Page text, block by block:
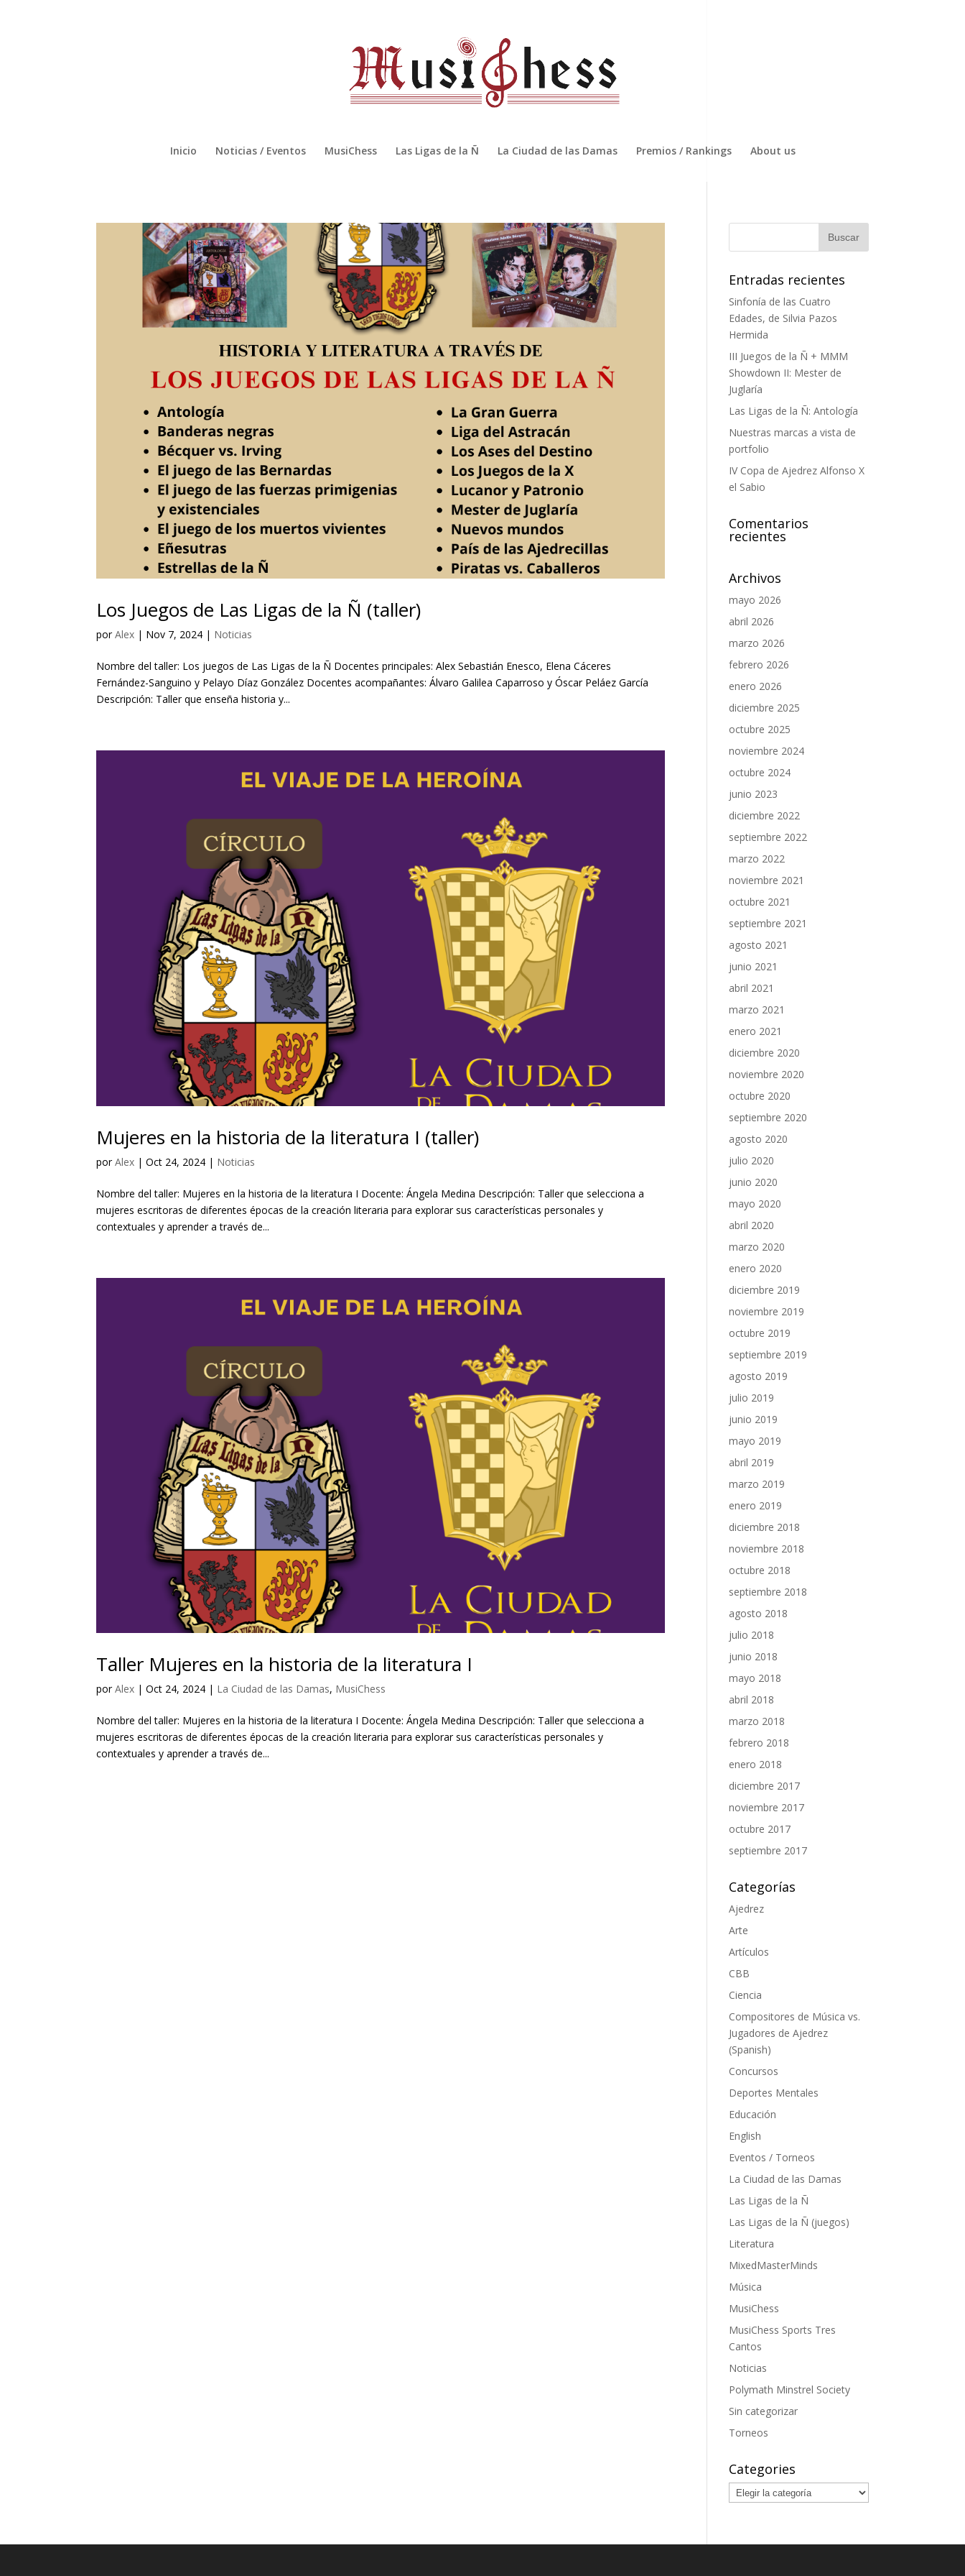
Inicio Noticias / Eventos MusiChess Las Ligas de la Ñ La Ciudad de las Damas Premios / Rankings About us
Los Juegos de Las Ligas de la Ñ (taller)
porAlex | Nov 7, 2024 | Noticias
Nombre del taller: Los juegos de Las Ligas de la Ñ Docentes principales: Alex Sebastián Enesco, Elena Cáceres
Fernández-Sanguino y Pelayo Díaz González Docentes acompañantes: Álvaro Galilea Caparroso y Óscar Peláez García
Descripción: Taller que enseña historia y...
Mujeres en la historia de la literatura I (taller)
porAlex |Oct 24, 2024 | Noticias
Nombre del taller: Mujeres en la historia de la literatura I Docente: Ángela Medina Descripción: Taller que selecciona a
mujeres escritoras de diferentes épocas de la creación literaria para explorar sus características personales y
contextuales y aprender a través de...
Taller Mujeres en la historia de la literatura I
porAlex |Oct 24, 2024 | La Ciudad de las Damas, MusiChess
Nombre del taller: Mujeres en la historia de la literatura I Docente: Ángela Medina Descripción: Taller que selecciona a
mujeres escritoras de diferentes épocas de la creación literaria para explorar sus características personales y
contextuales y aprender a través de...
Entradas recientes
Sinfonía de las Cuatro
Edades, de Silvia Pazos
Hermida
III Juegos de la Ñ + MMM
Showdown II: Mester de
Juglaría
Las Ligas de la Ñ: Antología
Nuestras marcas a vista de
portfolio
IV Copa de Ajedrez Alfonso X
el Sabio
Comentarios
recientes
Archivos
mayo 2026
abril 2026
marzo 2026
febrero 2026
enero 2026
diciembre 2025
octubre 2025
noviembre 2024
octubre 2024
junio 2023
diciembre 2022
septiembre 2022
marzo 2022
noviembre 2021
octubre 2021
septiembre 2021
agosto 2021
junio 2021
abril 2021
marzo 2021
enero 2021
diciembre 2020
noviembre 2020
octubre 2020
septiembre 2020
agosto 2020
julio 2020
junio 2020
mayo 2020
abril 2020
marzo 2020
enero 2020
diciembre 2019
noviembre 2019
octubre 2019
septiembre 2019
agosto 2019
julio 2019
junio 2019
mayo 2019
abril 2019
marzo 2019
enero 2019
diciembre 2018
noviembre 2018
octubre 2018
septiembre 2018
agosto 2018
julio 2018
junio 2018
mayo 2018
abril 2018
marzo 2018
febrero 2018
enero 2018
diciembre 2017
noviembre 2017
octubre 2017
septiembre 2017
Categorías
Ajedrez
Arte
Artículos
CBB
Ciencia
Compositores de Música vs.
Jugadores de Ajedrez
(Spanish)
Concursos
Deportes Mentales
Educación
English
Eventos / Torneos
La Ciudad de las Damas
Las Ligas de la Ñ
Las Ligas de la Ñ (juegos)
Literatura
MixedMasterMinds
Música
MusiChess
MusiChess Sports Tres
Cantos
Noticias
Polymath Minstrel Society
Sin categorizar
Torneos
Categories
Categories